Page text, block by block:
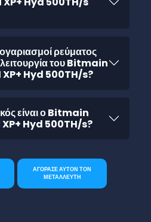
ρεύματος
του Bitmain
Hyd 500TH/s?
είναι ο Bitmain
Hyd 500TH/s?
ΑΓΟΡΑΣΕ ΑΥΤΟΝ ΤΟΝ
ΜΕΤΑΛΛΕΥΤΗ